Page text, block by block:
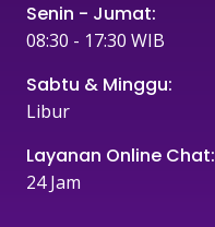
Senin - Jumat:
08:30 - 17:30 WIB
Sabtu & Minggu:
Libur
Layanan Online Chat:
24 Jam